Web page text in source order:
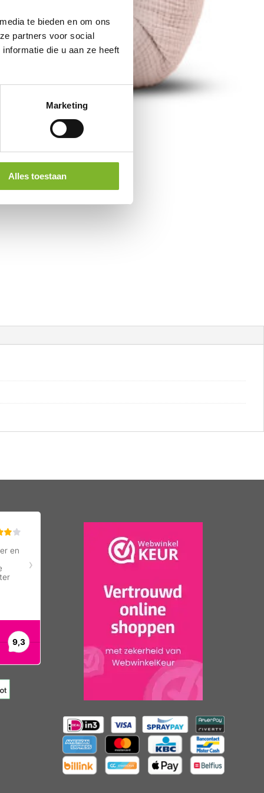
te bieden en om ons
partners voor social
die u aan ze heeft
Marketing
Alles toestaan